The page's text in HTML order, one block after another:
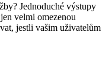
Jednoduché výstupy
velmi omezenou
jestli vašim uživatelům